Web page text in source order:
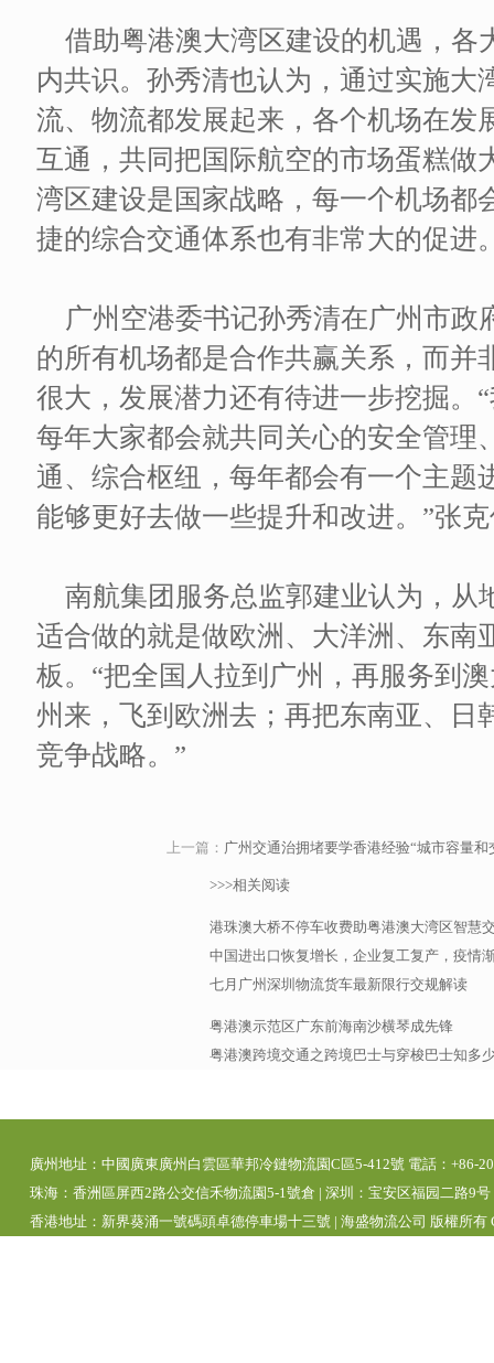
借助粤港澳大湾区建设的机遇，各
内共识。孙秀清也认为，通过实施大
流、物流都发展起来，各个机场在发
互通，共同把国际航空的市场蛋糕做
湾区建设是国家战略，每一个机场都
捷的综合交通体系也有非常大的促进
广州空港委书记孙秀清在广州市
的所有机场都是合作共赢关系，而并
很大，发展潜力还有待进一步挖掘。
每年大家都会就共同关心的安全管理
通、综合枢纽，每年都会有一个主题
能够更好去做一些提升和改进。”张
南航集团服务总监郭建业认为，从
适合做的就是做欧洲、大洋洲、东南
板。“把全国人拉到广州，再服务到
州来，飞到欧洲去；再把东南亚、日
竞争战略。”
上一篇： 广州交通治拥堵要学香港经验“城市容量和
>>>相关阅读
港珠澳大桥不停车收费助粤港澳大湾区智慧
中国进出口恢复增长，企业复工复产，疫情
七月广州深圳物流货车最新限行交规解读
粤港澳示范区广东前海南沙横琴成先锋
粤港澳跨境交通之跨境巴士与穿梭巴士知多
廣州地址：中國廣東廣州白雲區華邦冷鏈物流園C區5-412號 電話：+86-
珠海：香洲區屏西2路公交信禾物流園5-1號倉 | 深圳：宝安区福园二路9
香港地址：新界葵涌一號碼頭卓德停車場十三號 | 海盛物流公司 版權所有